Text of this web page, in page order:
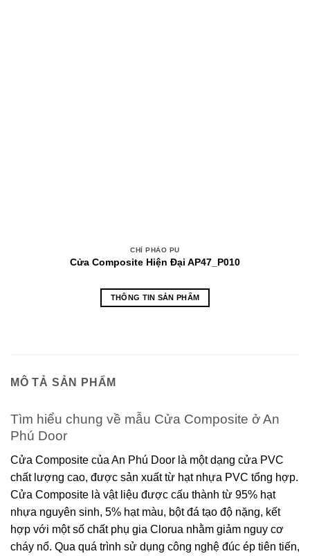
CHỈ PHÀO PU
Cửa Composite Hiện Đại AP47_P010
THÔNG TIN SẢN PHẨM
MÔ TẢ SẢN PHẨM
Tìm hiểu chung về mẫu Cửa Composite ở An
Phú Door
Cửa Composite của An Phú Door là một dạng cửa PVC
chất lượng cao, được sản xuất từ hạt nhựa PVC tổng hợp.
Cửa Composite là vật liệu được cấu thành từ 95% hạt
nhựa nguyên sinh, 5% hạt màu, bột đá tạo độ nặng, kết
hợp với một số chất phụ gia Clorua nhằm giảm nguy cơ
cháy nổ. Qua quá trình sử dụng công nghệ đúc ép tiên tiến,